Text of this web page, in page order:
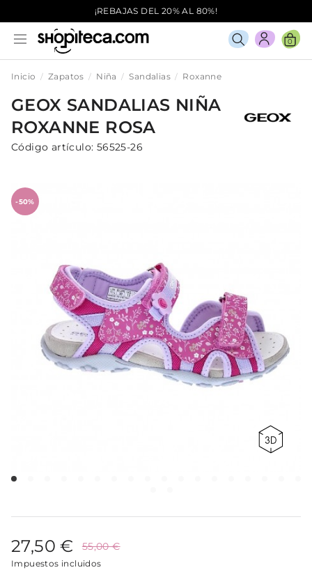
¡REBAJAS DEL 20% AL 80%!
0
Inicio Zapatos Niña Sandalias Roxanne
GEOX SANDALIAS NIÑA
ROXANNE ROSA
Código artículo: 56525-26
-50%
27,50 € 55,00 €
Impuestos incluidos